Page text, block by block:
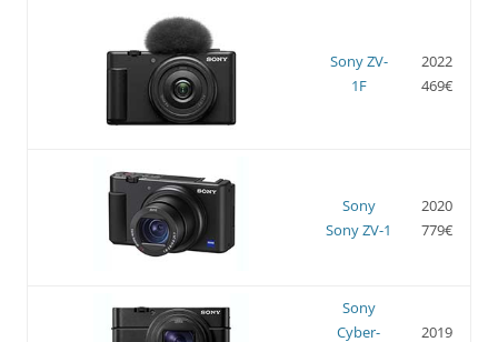
Sony ZV-
1F
2022
469€
Sony
Sony ZV-1
2020
779€
Sony
Cyber-
2019